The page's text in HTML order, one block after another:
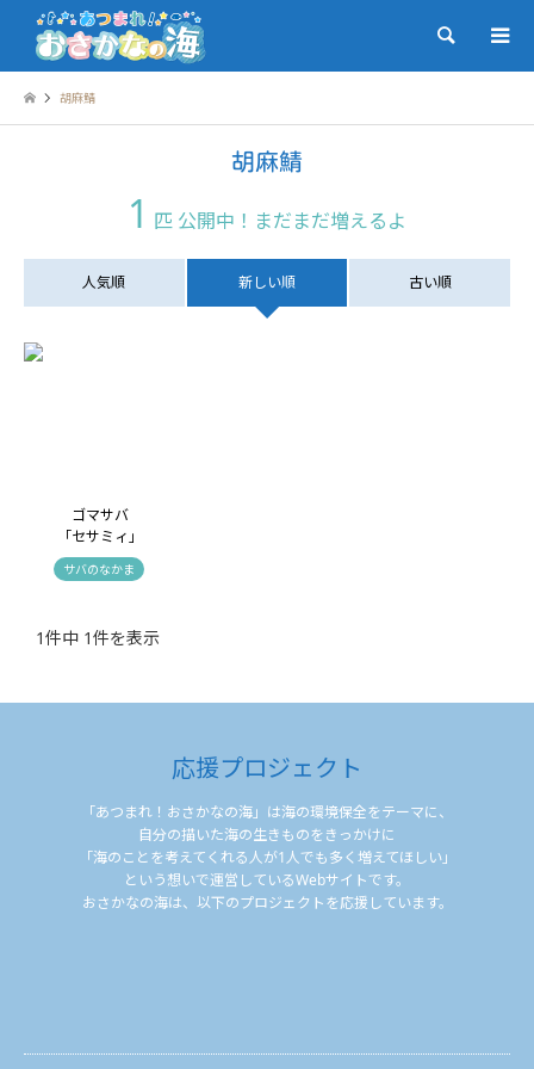
検索
胡麻鯖
胡麻鯖
1 匹 公開中！まだまだ増えるよ
人気順 新しい順 古い順
ゴマサバ
「セサミィ」
サバのなかま
1件中 1件を表示
応援プロジェクト
「あつまれ！おさかなの海」は海の環境保全をテーマに、
自分の描いた海の生きものをきっかけに
「海のことを考えてくれる人が1人でも多く増えてほしい」
という想いで運営しているWebサイトです。
おさかなの海は、以下のプロジェクトを応援しています。